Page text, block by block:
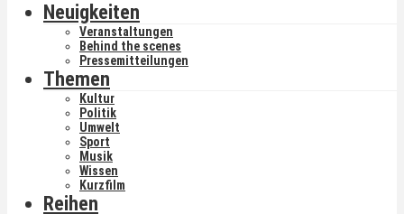
Neuigkeiten
Veranstaltungen
Behind the scenes
Pressemitteilungen
Themen
Kultur
Politik
Umwelt
Sport
Musik
Wissen
Kurzfilm
Reihen